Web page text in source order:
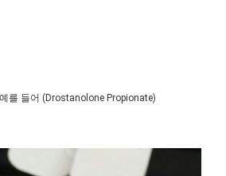
를 들어 (Drostanolone Propionate)